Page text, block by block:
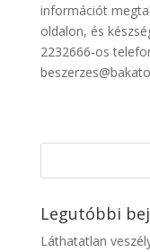
információt
oldalon, és
2232666-os
Legutóbbi
Láthatatlan